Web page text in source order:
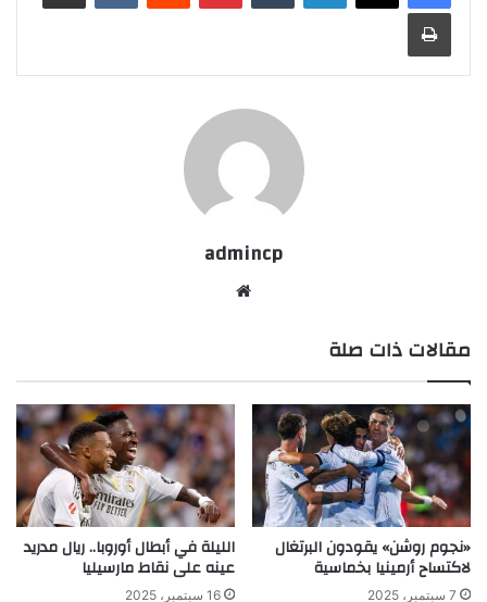
admincp
مقالات ذات صلة
«نجوم روشن» يقودون البرتغال
لاكتساح أرمينيا بخماسية
7 سبتمبر، 2025
الليلة في أبطال أوروبا.. ريال مدريد
عينه على نقاط مارسيليا
16 سبتمبر، 2025